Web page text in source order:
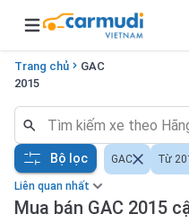
Open main menu
Trang chủ
GAC
2015
Liên quan nhất
Mua bán GAC 2015
Bộ lọc GAC Từ